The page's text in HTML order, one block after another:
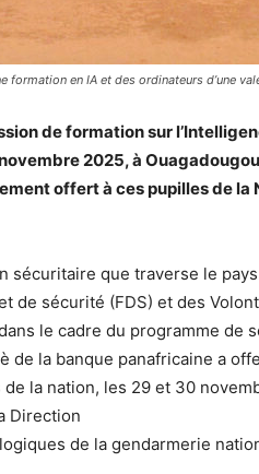
en IA et des ordinateurs d’une
de formation sur
2025, à
offert à ces pupilles de la
sécuritaire que traverse le
de sécurité (FDS) et des
le cadre du programme de
de la banque panafricaine a
la nation, les 29 et 30
Direction
de la gendarmerie